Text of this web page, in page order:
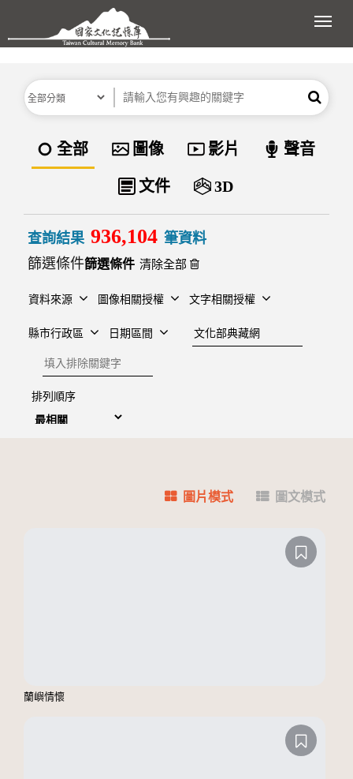
跳到主要內容區塊
展
分類 關鍵字 搜尋
資料類型
全部 圖像 影片 聲音
文件 3D
查詢結果 936,104 筆資料
篩選條件
清除全部
資料來源 圖像相關授權 文字相關授權
縣市行政區 日期區間
建檔單位
排除關鍵字
排列順序
圖片模式 圖文模式
蘭嶼情懷